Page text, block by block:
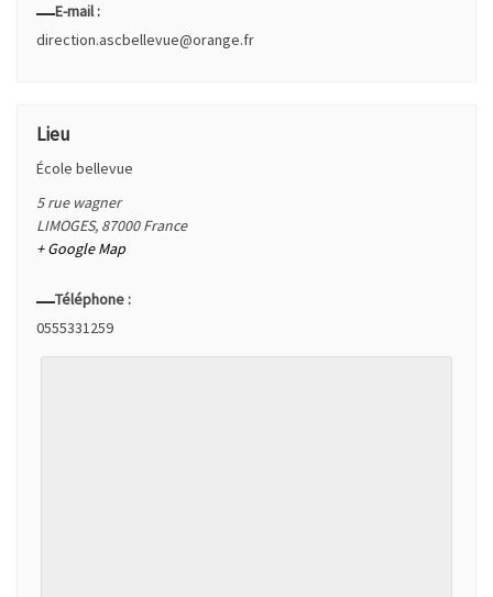
E-mail :
direction.ascbellevue@orange.fr
Lieu
École bellevue
5 rue wagner
LIMOGES, 87000 France
+ Google Map
Téléphone :
0555331259